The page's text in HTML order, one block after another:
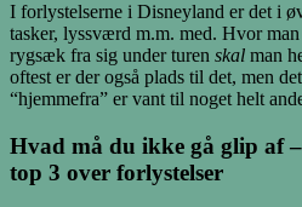
I forlystelserne i Disneyland er det i
tasker, lyssværd m.m. med. Hvor
rygsæk fra sig under turen skal man
oftest er der også plads til det, men
“hjemmefra” er vant til noget helt
Hvad må du ikke gå glip af
top 3 over forlystelser